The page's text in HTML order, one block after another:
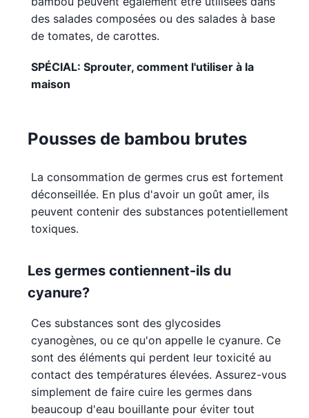
des salades composées ou des salades à base
de tomates, de carottes.
SPÉCIAL: Sprouter, comment l'utiliser à la
maison
Pousses de bambou brutes
La consommation de germes crus est fortement
déconseillée. En plus d'avoir un goût amer, ils
peuvent contenir des substances potentiellement
toxiques.
Les germes contiennent-ils du
cyanure?
Ces substances sont des glycosides
cyanogènes, ou ce qu'on appelle le cyanure. Ce
sont des éléments qui perdent leur toxicité au
contact des températures élevées. Assurez-vous
simplement de faire cuire les germes dans
beaucoup d'eau bouillante pour éviter tout